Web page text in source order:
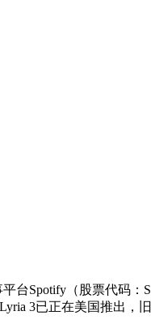
Spotify（股票代码：
3已正在美国推出，